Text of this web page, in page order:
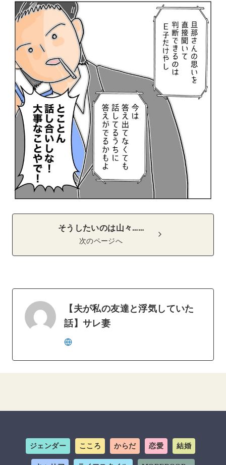
そうしたいのは山々……
次のページへ
【夫が私の友達と浮気していた
話】サレ妻
ジェンダー こころ からだ 恋愛 結婚